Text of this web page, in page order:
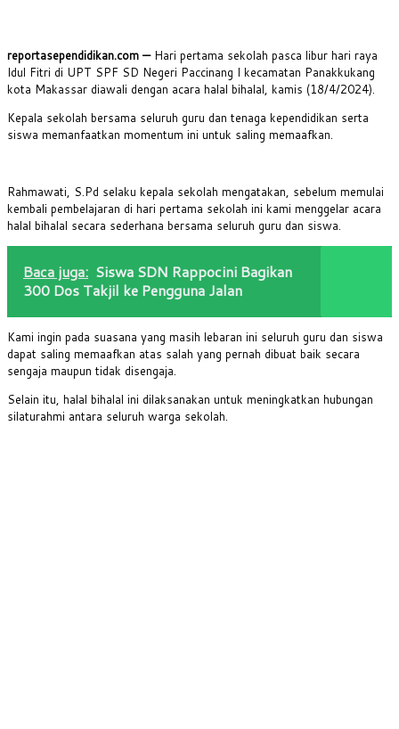
reportasependidikan.com — Hari pertama sekolah pasca libur hari raya
Idul Fitri di UPT SPF SD Negeri Paccinang I kecamatan Panakkukang
kota Makassar diawali dengan acara halal bihalal, kamis (18/4/2024).
Kepala sekolah bersama seluruh guru dan tenaga kependidikan serta
siswa memanfaatkan momentum ini untuk saling memaafkan.
Rahmawati, S.Pd selaku kepala sekolah mengatakan, sebelum memulai
kembali pembelajaran di hari pertama sekolah ini kami menggelar acara
halal bihalal secara sederhana bersama seluruh guru dan siswa.
Baca juga: Siswa SDN Rappocini Bagikan
300 Dos Takjil ke Pengguna Jalan
Kami ingin pada suasana yang masih lebaran ini seluruh guru dan siswa
dapat saling memaafkan atas salah yang pernah dibuat baik secara
sengaja maupun tidak disengaja.
Selain itu, halal bihalal ini dilaksanakan untuk meningkatkan hubungan
silaturahmi antara seluruh warga sekolah.